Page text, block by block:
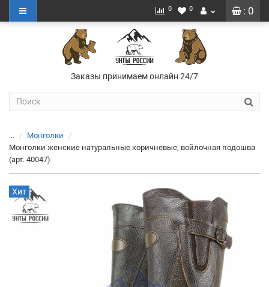
: 0
0 0
Заказы принимаем онлайн 24/7
...
Монголки
Монголки женские натуральные коричневые, войлочная подошва
(арт. 40047)
Хит